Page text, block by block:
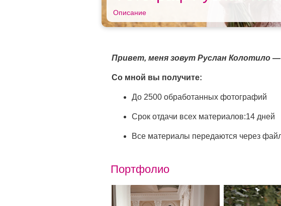
Описание
Привет, меня зовут Руслан Колотило
Со мной вы получите:
До 2500 обработанных фотографий
Срок отдачи всех материалов:14 дней
Все материалы передаются через
Портфолио